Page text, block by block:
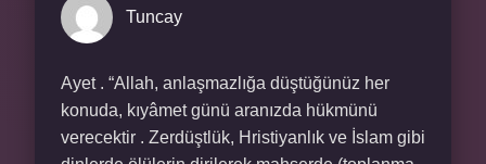
Tuncay
Ayet . “Allah, anlaşmazlığa düştüğünüz her
konuda, kıyâmet günü aranızda hükmünü
verecektir . Zerdüştlük, Hristiyanlık ve İslam gibi